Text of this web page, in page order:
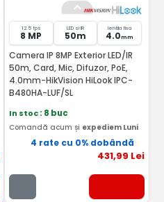
12.5 fps
8 MP
LED si IR
50m
lentila fixa
4.0mm
Camera IP 8MP Exterior LED/IR
50m, Card, Mic, Difuzor, PoE,
4.0mm-HikVision HiLook IPC-
B480HA-LUF/SL
In stoc: 8 buc
Comandă acum și expediem Luni
4 rate cu 0% dobândă
431,99 Lei